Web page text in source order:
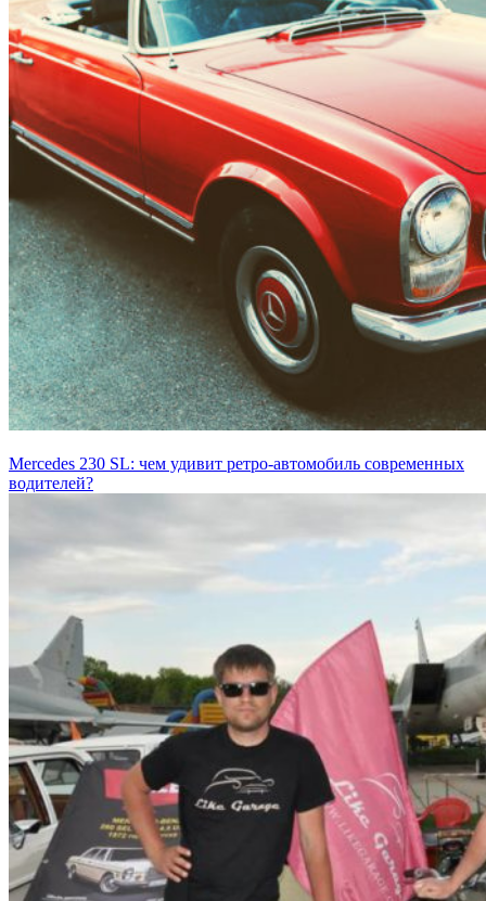
Mercedes 230 SL: чем удивит ретро-автомобиль современных
водителей?